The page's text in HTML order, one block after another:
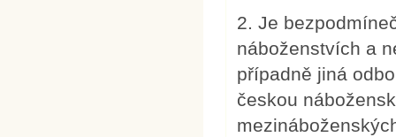
2. Je
náboženstvích a
případně jiná
českou